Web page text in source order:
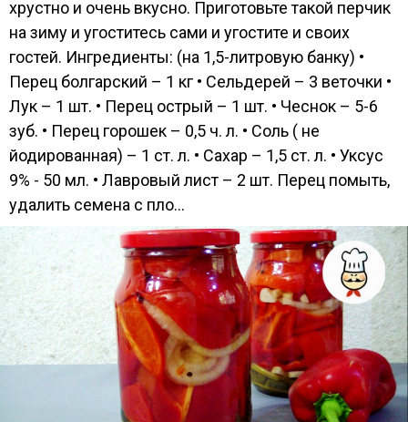
хрустно и очень вкусно. Приготовьте такой перчик
на зиму и угоститесь сами и угостите и своих
гостей. Ингредиенты: (на 1,5-литровую банку) •
Перец болгарский – 1 кг • Сельдерей – 3 веточки •
Лук – 1 шт. • Перец острый – 1 шт. • Чеснок – 5-6
зуб. • Перец горошек – 0,5 ч. л. • Соль ( не
йодированная) – 1 ст. л. • Сахар – 1,5 ст. л. • Уксус
9% - 50 мл. • Лавровый лист – 2 шт. Перец помыть,
удалить семена с пло...